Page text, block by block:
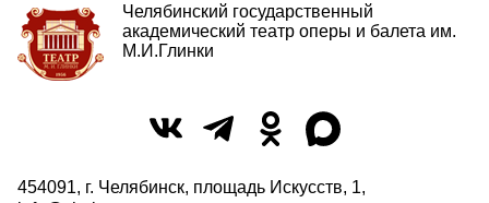
Челябинский государственный
академический театр оперы и балета им.
М.И.Глинки
454091, г. Челябинск, площадь Искусств, 1,